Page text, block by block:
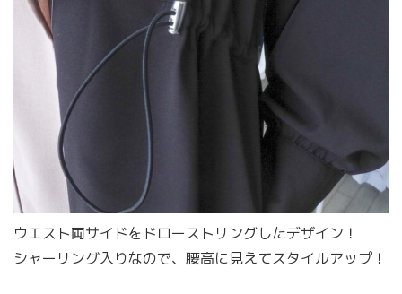
ウエスト両サイドをドローストリングしたデザイン！
シャーリング入りなので、腰高に見えてスタイルアップ！